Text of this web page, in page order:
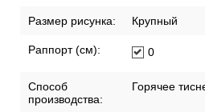
Размер рисунка: Крупный
Раппорт (см): 0
Способ
производства:
Горячее